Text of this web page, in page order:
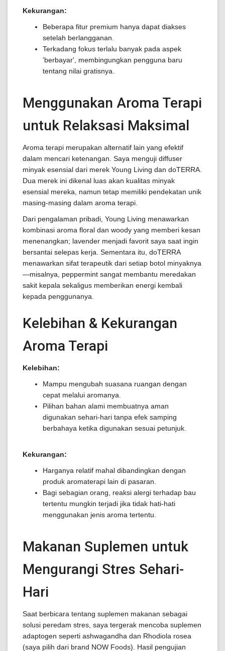
Kekurangan:
Beberapa fitur premium hanya dapat diakses
setelah berlangganan.
Terkadang fokus terlalu banyak pada aspek
'berbayar', membingungkan pengguna baru
tentang nilai gratisnya.
Menggunakan Aroma Terapi
untuk Relaksasi Maksimal
Aroma terapi merupakan alternatif lain yang efektif
dalam mencari ketenangan. Saya menguji diffuser
minyak esensial dari merek Young Living dan doTERRA.
Dua merek ini dikenal luas akan kualitas minyak
esensial mereka, namun tetap memiliki pendekatan unik
masing-masing dalam aroma terapi.
Dari pengalaman pribadi, Young Living menawarkan
kombinasi aroma floral dan woody yang memberi kesan
menenangkan; lavender menjadi favorit saya saat ingin
bersantai selepas kerja. Sementara itu, doTERRA
menawarkan sifat terapeutik dari setiap botol minyaknya
—misalnya, peppermint sangat membantu meredakan
sakit kepala sekaligus memberikan energi kembali
kepada penggunanya.
Kelebihan & Kekurangan
Aroma Terapi
Kelebihan:
Mampu mengubah suasana ruangan dengan
cepat melalui aromanya.
Pilihan bahan alami membuatnya aman
digunakan sehari-hari tanpa efek samping
berbahaya ketika digunakan sesuai petunjuk.
Kekurangan:
Harganya relatif mahal dibandingkan dengan
produk aromaterapi lain di pasaran.
Bagi sebagian orang, reaksi alergi terhadap bau
tertentu mungkin terjadi jika tidak hati-hati
menggunakan jenis aroma tertentu.
Makanan Suplemen untuk
Mengurangi Stres Sehari-
Hari
Saat berbicara tentang suplemen makanan sebagai
solusi peredam stres, saya tergerak mencoba suplemen
adaptogen seperti ashwagandha dan Rhodiola rosea
(saya pilih dari brand NOW Foods). Hasil pengujian